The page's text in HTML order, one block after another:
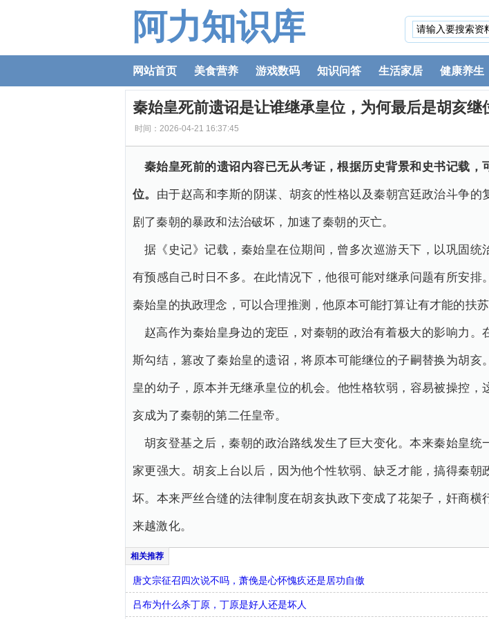
阿力知识库
网站首页 美食营养 游戏数码 知识问答 生活家居 健康养生
秦始皇死前遗诏是让谁继承皇位，为何最后是胡亥继
时间：2026-04-21 16:37:45
秦始皇死前的遗诏内容已无从考证，根据历史背景和史书记载
位。 由于赵高和李斯的阴谋、胡亥的性格以及秦朝宫廷政治斗争
剧了秦朝的暴政和法治破坏，加速了秦朝的灭亡。
据《史记》记载，秦始皇在位期间，曾多次巡游天下，以巩固
有预感自己时日不多。在此情况下，他很可能对继承问题有所安
秦始皇的执政理念，可以合理推测，他原本可能打算让有才能的扶
赵高作为秦始皇身边的宠臣，对秦朝的政治有着极大的影响力
斯勾结，篡改了秦始皇的遗诏，将原本可能继位的子嗣替换为胡
皇的幼子，原本并无继承皇位的机会。他性格软弱，容易被操控
亥成为了秦朝的第二任皇帝。
胡亥登基之后，秦朝的政治路线发生了巨大变化。本来秦始皇
家更强大。胡亥上台以后，因为他个性软弱、缺乏才能，搞得秦
坏。本来严丝合缝的法律制度在胡亥执政下变成了花架子，奸商
来越激化。
唐文宗征召四次说不吗，萧俛是心怀愧疚还是居功自傲
吕布为什么杀丁原，丁原是好人还是坏人